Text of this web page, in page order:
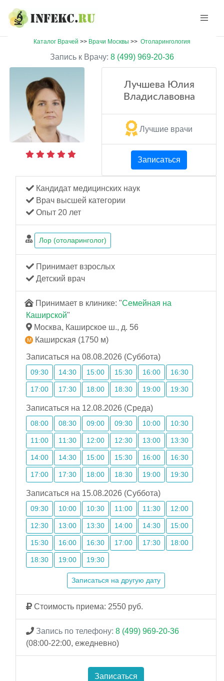
Каталог Врачей >> Врачи Москвы >> Отоларингология
Запись к Врачу: 8 (499) 969-20-36
Лучшева Юлия
Владиславовна
Лучшие врачи
Записаться
Кандидат медицинских наук
Врач высшей категории
Опыт 20 лет
Лор (отоларинголог)
Принимает взрослых
Детский врач
Принимает в клинике: "Семейная на
Каширской"
Москва, Каширское ш., д. 56
Каширская (1750 м)
Записаться на 08.08.2026 (Суббота)
09:30 14:30 15:00 15:30 16:00 16:30
17:00 17:30 18:00 18:30 19:00 19:30
Записаться на 12.08.2026 (Среда)
08:00 08:30 09:00 09:30 10:00 10:30
11:00 11:30 12:00 12:30 13:00 13:30
14:00 14:30 15:00 15:30 16:00 16:30
17:00 17:30 18:00 18:30 19:00 19:30
Записаться на 15.08.2026 (Суббота)
09:30 10:00 10:30 11:00 11:30 12:00
12:30 13:00 13:30 14:00 14:30 15:00
15:30 16:00 16:30 17:00 17:30 18:00
18:30 19:00 19:30
Записаться на другую дату
Стоимость приема: 2550 руб.
Запись по телефону: 8 (499) 969-20-36
(08:00-22:00, ежедневно)
Записаться